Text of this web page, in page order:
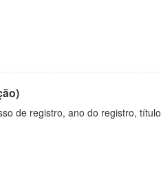
de registro, ano do registro, título